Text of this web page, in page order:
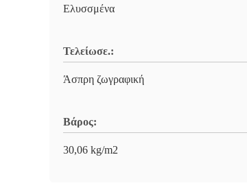
Ελυσσμένα
Τελείωσε.:
Άσπρη ζωγραφική
Βάρος:
30,06 kg/m2